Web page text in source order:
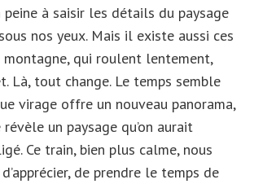
peine à saisir les détails du paysage
nos yeux. Mais il existe aussi ces
qui roulent lentement,
Là, tout change. Le temps semble
virage offre un nouveau panorama,
un paysage qu’on aurait
Ce train, bien plus calme, nous
de prendre le temps de